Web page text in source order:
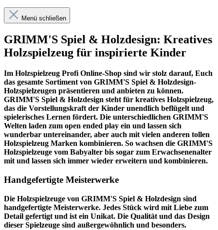
Menü schließen
GRIMM'S Spiel & Holzdesign: Kreatives
Holzspielzeug für inspirierte Kinder
Im Holzspielzeug Profi Online-Shop sind wir stolz darauf, Euch
das gesamte Sortiment von GRIMM'S Spiel & Holzdesign-
Holzspielzeugen präsentieren und anbieten zu können.
GRIMM'S Spiel & Holzdesign steht für kreatives Holzspielzeug,
das die Vorstellungskraft der Kinder unendlich beflügelt und
spielerisches Lernen fördert. Die unterschiedlichen GRIMM'S
Welten laden zum open ended play ein und lassen sich
wunderbar untereinander, aber auch mit vielen anderen tollen
Holzspielzeug Marken kombinieren. So wachsen die GRIMM'S
Holzspielzeuge vom Babyalter bis sogar zum Erwachsenenalter
mit und lassen sich immer wieder erweitern und kombinieren.
Handgefertigte Meisterwerke
Die Holzspielzeuge von GRIMM'S Spiel & Holzdesign sind
handgefertigte Meisterwerke. Jedes Stück wird mit Liebe zum
Detail gefertigt und ist ein Unikat. Die Qualität und das Design
dieser Spielzeuge sind außergewöhnlich und besonders.